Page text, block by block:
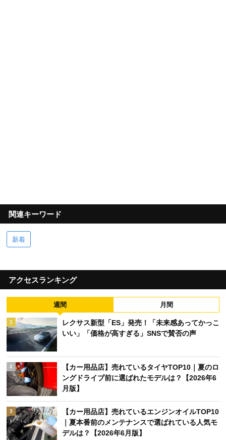
関連キーワード
新着
アクセスランキング
週間 月間
1
レクサス新型「ES」発売！「未来感あってかっこ
いい」「価格が高すぎる」SNSで賛否の声
2
【カー用品店】売れているタイヤTOP10｜夏のロ
ングドライブ前に選ばれたモデルは？【2026年6
月版】
3
【カー用品店】売れているエンジンオイルTOP10
｜夏本番前のメンテナンスで選ばれている人気モ
デルは？【2026年6月版】